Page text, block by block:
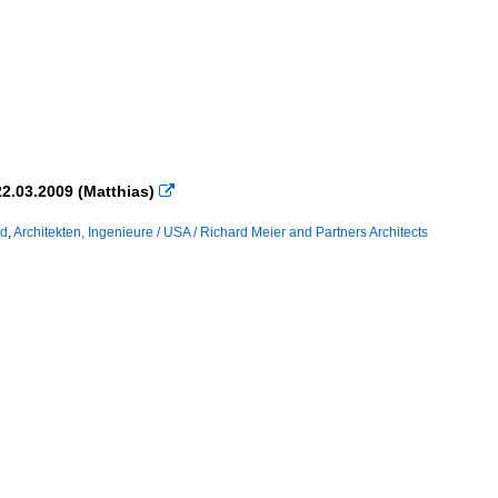
(Matthias) 
,Architekten, Ingenieure / USA / Richard Meier and Partners Architects